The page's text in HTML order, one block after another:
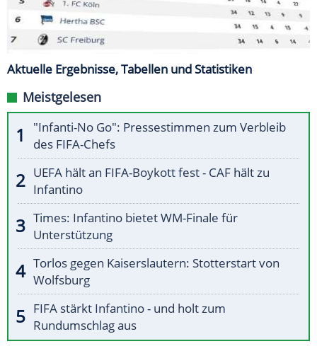
Aktuelle Ergebnisse, Tabellen und Statistiken
Meistgelesen
"Infanti-No Go": Pressestimmen zum Verbleib
des FIFA-Chefs
UEFA hält an FIFA-Boykott fest - CAF hält zu
Infantino
Times: Infantino bietet WM-Finale für
Unterstützung
Torlos gegen Kaiserslautern: Stotterstart von
Wolfsburg
FIFA stärkt Infantino - und holt zum
Rundumschlag aus